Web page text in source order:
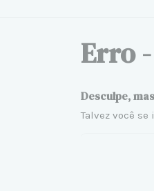
Erro
Desculpe,
Talvez você